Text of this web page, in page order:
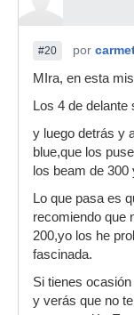
#20 por
MIra, en esta
Los 4 de
y luego detrás y
blue,que los
los beam de
Lo que pasa es
recomiendo que
200,yo los he
fascinada.
Si tienes
y verás que no